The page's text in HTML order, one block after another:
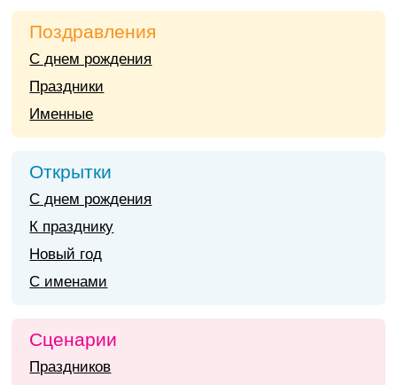
Поздравления
С днем рождения
Праздники
Именные
Открытки
С днем рождения
К празднику
Новый год
С именами
Сценарии
Праздников